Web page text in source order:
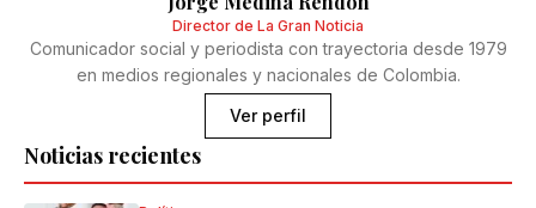
Noticias recientes
Director de La Gran Noticia
Comunicador social y periodista con trayectoria desde 1979
en medios regionales y nacionales de Colombia.
Ver perfil